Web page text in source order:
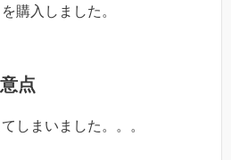
購入しました。
点
しまいました。。。